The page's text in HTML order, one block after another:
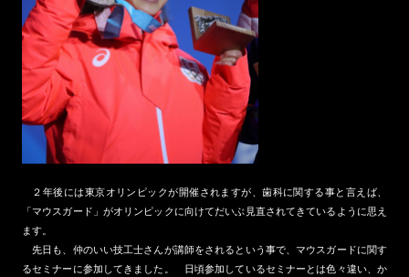
２年後には東京オリンピックが開催されますが、歯科に関する事と言えば、
「マウスガード」がオリンピックに向けてだいぶ見直されてきているように思え
ます。
先日も、仲のいい技工士さんが講師をされるという事で、マウスガードに関す
るセミナーに参加してきました。 日頃参加しているセミナーとは色々違い、か